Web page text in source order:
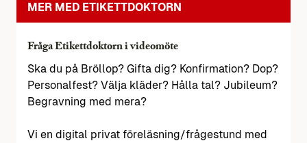
MER MED ETIKETTDOKTORN
Fråga Etikettdoktorn i videomöte
Ska du på Bröllop? Gifta dig? Konfirmation? Dop?
Personalfest? Välja kläder? Hålla tal? Jubileum?
Begravning med mera?
Vi en digital privat föreläsning/frågestund med